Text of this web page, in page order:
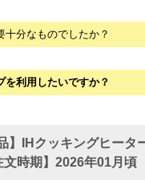
十分なものでしたか？
を利用したいですか？
】IHクッキングヒータ
時期】2026年01月頃